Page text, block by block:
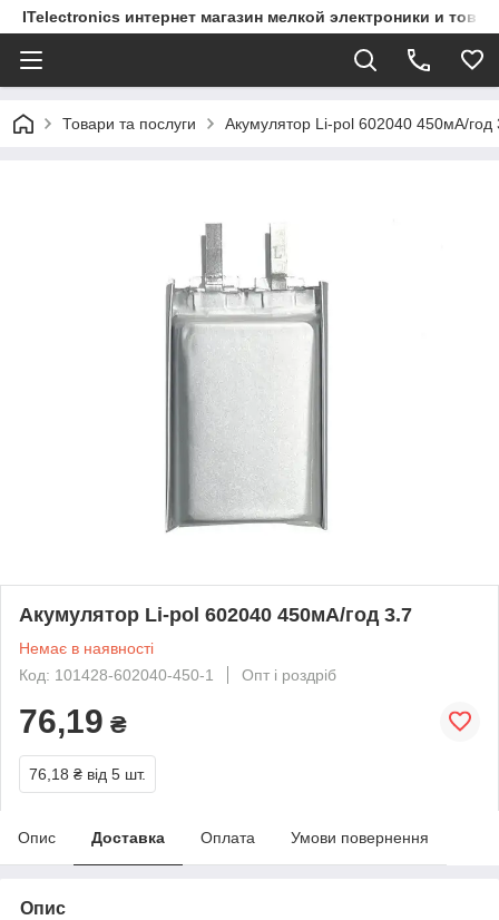
ITelectronics интернет магазин мелкой электроники и
Товари та послуги Акумулятор Li-pol 602040 450мА/год
Акумулятор Li-pol 602040 450мА/год 3.7
Немає в наявності
Код: 101428-602040-450-1
Опт і роздріб
76,19 ₴
76,18 ₴ від 5 шт.
Опис Доставка Оплата Умови повернення
Опис